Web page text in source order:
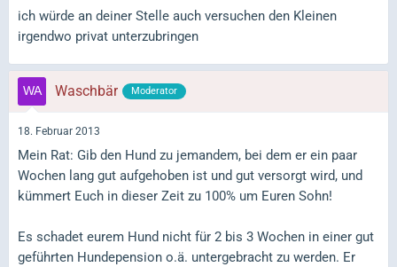
ich würde an deiner Stelle auch versuchen den Kleinen
irgendwo privat unterzubringen
Waschbär Moderator
18. Februar 2013
Mein Rat: Gib den Hund zu jemandem, bei dem er ein paar
Wochen lang gut aufgehoben ist und gut versorgt wird, und
kümmert Euch in dieser Zeit zu 100% um Euren Sohn!
Es schadet eurem Hund nicht für 2 bis 3 Wochen in einer gut
geführten Hundepension o.ä. untergebracht zu werden. Er